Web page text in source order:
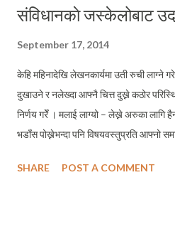
संविधानकाे जस्केलोबाट
September 17, 2014
केहि महिनादेखि लेखनकार्यमा उती रुची लाग्ने
दुखाउने र नलेख्दा आफ्नै चित्त दुख्ने कठोर
निर्णय गरेँ । मलाई लाग्यो – लेख्ने अरुका
भडाँस पोख्नेभन्दा पनि विषयवस्तुप्रति आफ्नो
लेखनकार्यको विश्रामलाई अन्त्य गर्ने निर्क्यौल
SHARE POST A COMMENT